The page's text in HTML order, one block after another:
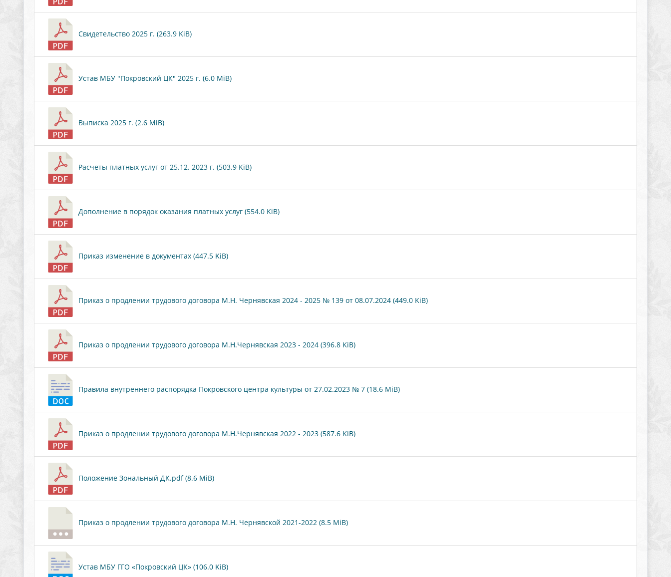
Свидетельство 2025 г. (263.9 KiB)
Устав МБУ "Покровский ЦК" 2025 г. (6.0 MiB)
Выписка 2025 г. (2.6 MiB)
Расчеты платных услуг от 25.12. 2023 г. (503.9 KiB)
Дополнение в порядок оказания платных услуг (554.0 KiB)
Приказ изменение в документах (447.5 KiB)
Приказ о продлении трудового договора М.Н. Чернявская 2024 - 2025 № 139 от 08.07.2024 (449.0 KiB)
Приказ о продлении трудового договора М.Н.Чернявская 2023 - 2024 (396.8 KiB)
Правила внутреннего распорядка Покровского центра культуры от 27.02.2023 № 7 (18.6 MiB)
Приказ о продлении трудового договора М.Н.Чернявская 2022 - 2023 (587.6 KiB)
Положение Зональный ДК.pdf (8.6 MiB)
Приказ о продлении трудового договора М.Н. Чернявской 2021-2022 (8.5 MiB)
Устав МБУ ГГО «Покровский ЦК» (106.0 KiB)